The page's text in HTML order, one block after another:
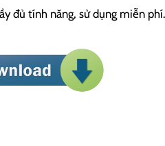
đủ tính năng, sử dụng miễn